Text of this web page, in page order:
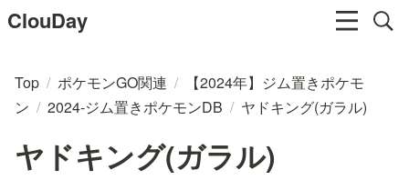
ClouDay
Top / ポケモンGO関連 /
【2024年】ジム置きポケモ
ン / 2024-ジム置きポケモンDB / ヤドキング(ガラル)
ヤドキング(ガラル)